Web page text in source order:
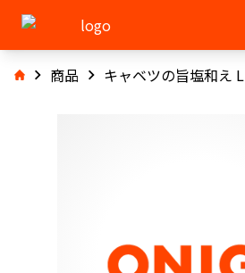
商品 キャベツの旨塩和え L